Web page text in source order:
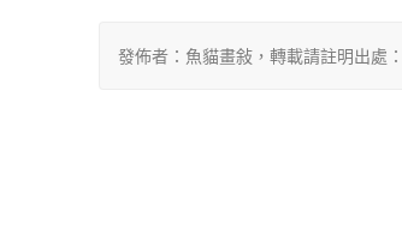
發佈者：魚貓畫敍，轉載請註明出處：